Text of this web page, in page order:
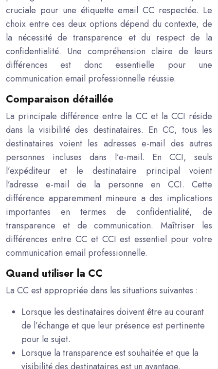
cruciale pour une étiquette email CC respectée. Le
choix entre ces deux options dépend du contexte, de
la nécessité de transparence et du respect de la
confidentialité. Une compréhension claire de leurs
différences est donc essentielle pour une
communication email professionnelle réussie.
Comparaison détaillée
La principale différence entre la CC et la CCI réside
dans la visibilité des destinataires. En CC, tous les
destinataires voient les adresses e-mail des autres
personnes incluses dans l’e-mail. En CCI, seuls
l’expéditeur et le destinataire principal voient
l’adresse e-mail de la personne en CCI. Cette
différence apparemment mineure a des implications
importantes en termes de confidentialité, de
transparence et de communication. Maîtriser les
différences entre CC et CCI est essentiel pour votre
communication email professionnelle.
Quand utiliser la CC
La CC est appropriée dans les situations suivantes :
Lorsque les destinataires doivent être au courant
de l’échange et que leur présence est pertinente
pour le sujet.
Lorsque la transparence est souhaitée et que la